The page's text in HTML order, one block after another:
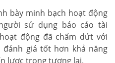
bày minh bạch hoạt động
sử dụng báo cáo tài
động đã chấm dứt với
giá tốt hơn khả năng
lược trong tương lai.